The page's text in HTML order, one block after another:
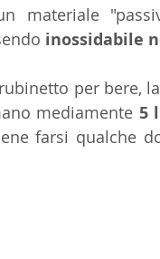
materiale
inossidabile
per bere,
mediamente 5